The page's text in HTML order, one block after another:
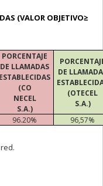
(VALOR OBJETIVO≥
PORCENTAJE
DE LLAMADAS
ESTABLECIDAS
(CO
NECEL
S.A.)
DE
(OTECEL
S.A.)
96.20% 96,57%